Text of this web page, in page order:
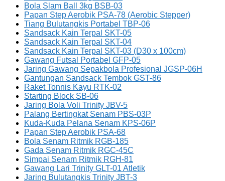
Bola Slam Ball 3kg BSB-03
Papan Step Aerobik PSA-78 (Aerobic Stepper)
Tiang Bulutangkis Portabel TBP-06
Sandsack Kain Terpal SKT-05
Sandsack Kain Terpal SKT-04
Sandsack Kain Terpal SKT-03 (D30 x 100cm)
Gawang Futsal Portabel GFP-05
Jaring Gawang Sepakbola Profesional JGSP-06H
Gantungan Sandsack Tembok GST-86
Raket Tonnis Kayu RTK-02
Starting Block SB-06
Jaring Bola Voli Trinity JBV-5
Palang Bertingkat Senam PBS-03P
Kuda-Kuda Pelana Senam KPS-06P
Papan Step Aerobik PSA-68
Bola Senam Ritmik RGB-185
Gada Senam Ritmik RGC-45C
Simpai Senam Ritmik RGH-81
Gawang Lari Trinity GLT-01 Atletik
Jaring Bulutangkis Trinity JBT-3